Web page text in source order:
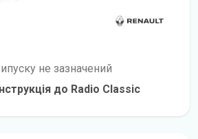
не зазначений
до Radio Classic